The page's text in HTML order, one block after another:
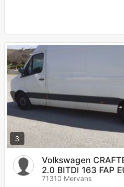
3
Volkswagen
2.0 BITDI 163 FAP
71310 Mervans